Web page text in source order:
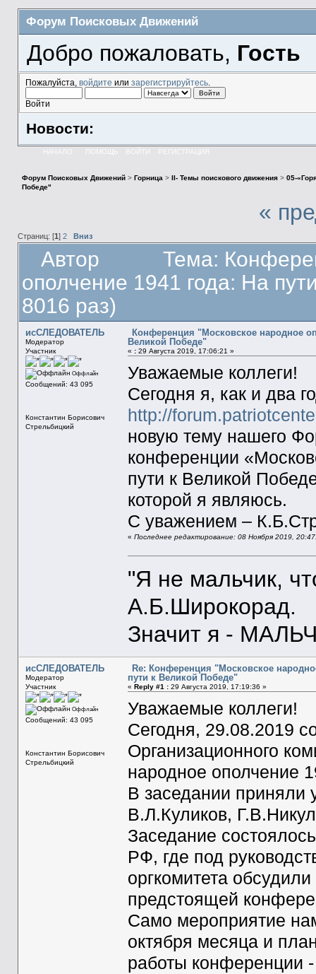
Форум Поисковых Движений
Добро пожаловать, Гость
Пожалуйста, войдите или зарегистрируйтесь.
Войти
Новости:
НАЧАЛО ПОМОЩЬ ВОЙТИ РЕГИСТРАЦИЯ
Форум Поисковых Движений> Горница> II- Темы поискового движения> 05-
Победе"
«
Страниц: [1 ] 2 Вниз
Автор
Тема:
ополчение 1941 года: На
8016 раз)
исСЛЕДОВАТЕЛЬ
Модератор
Участник
Оффлайн
Сообщений: 43 095
Константин Борисович
Стрельбицкий
Конференция "Московское народное
Великой Победе"
« :29 Августа 2019, 17:06:21 »
Уважаемые коллеги!
Сегодня я, как и два
http://
новую тему нашего
конференции
пути к Великой
которой я являюсь.
С уважением –
« Последнее редактирование: 08 Ноября 2019,
"Я не мальчик,
А.Б.Широкорад.
Значит я -
исСЛЕДОВАТЕЛЬ
Модератор
Участник
Оффлайн
Сообщений: 43 095
Константин Борисович
Стрельбицкий
Re: Конференция "Московское
пути к Великой Победе"
« Reply #1 :29 Августа 2019, 17:19:36 »
Уважаемые коллеги!
Сегодня, 29.08.2019
Организационного
народное ополчение
В заседании
В.Л.Куликов,
Заседание
РФ, где под
оргкомитета
предстоящей
Само мероприятие
октября месяца и
работы конференции